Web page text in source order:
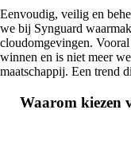
Eenvoudig, veilig en
we bij Synguard
cloudomgevingen.
winnen en is niet meer
maatschappij. Een trend
Waarom kiezen